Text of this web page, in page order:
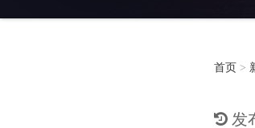
首页 >
发